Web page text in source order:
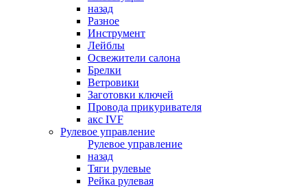
назад
Разное
Инструмент
Лейблы
Освежители салона
Брелки
Ветровики
Заготовки ключей
Провода прикуривателя
акс IVF
Рулевое управление
Рулевое управление
назад
Тяги рулевые
Рейка рулевая